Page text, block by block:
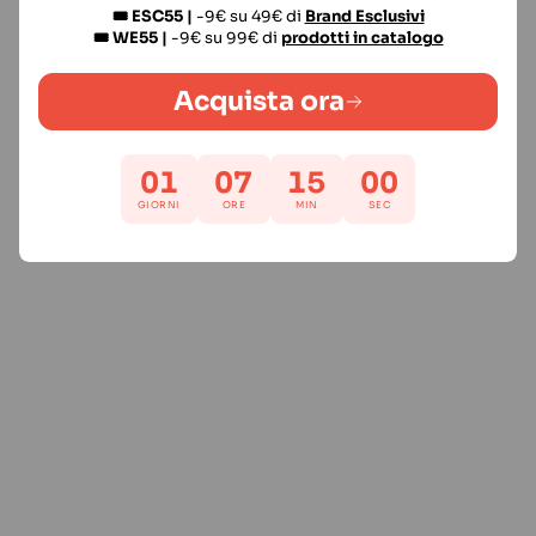
🎟️ ESC55 | -9€ su 49€ di Brand Esclusivi
🎟️ WE55 | -9€ su 99€ di prodotti in catalogo
Acquista ora
01
GIORNI
07
ORE
14
MIN
59
SEC